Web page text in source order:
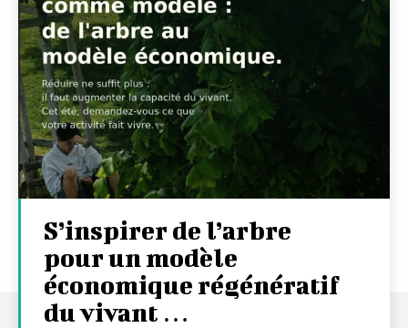
S’inspirer de l’arbre
pour un modèle
économique régénératif
du vivant …